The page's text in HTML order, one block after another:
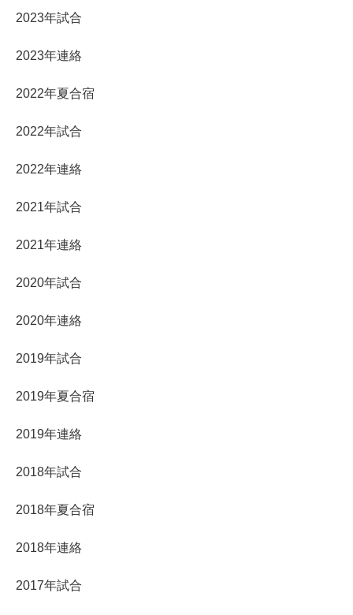
2023年試合
2023年連絡
2022年夏合宿
2022年試合
2022年連絡
2021年試合
2021年連絡
2020年試合
2020年連絡
2019年試合
2019年夏合宿
2019年連絡
2018年試合
2018年夏合宿
2018年連絡
2017年試合